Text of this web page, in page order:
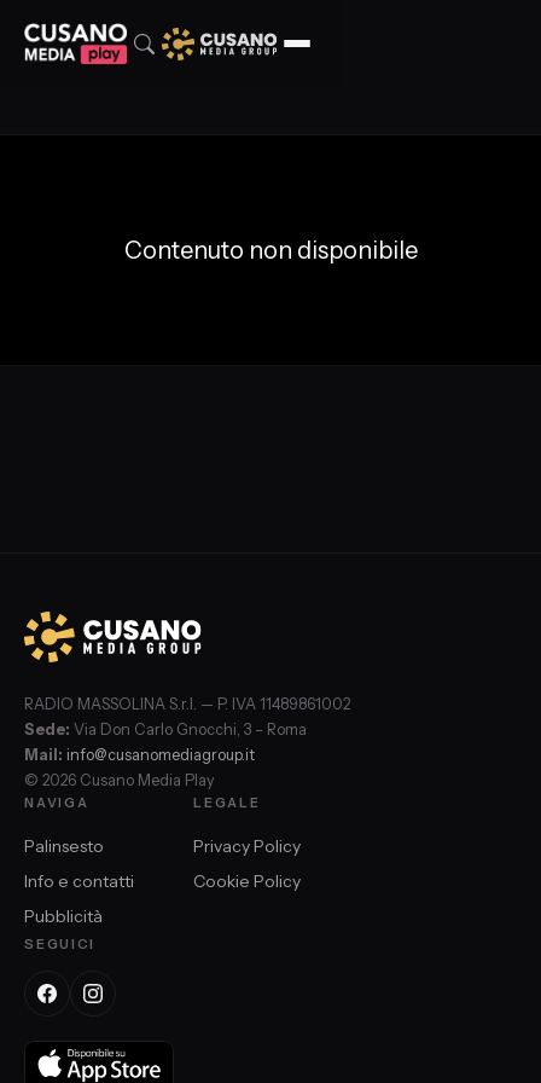
Contenuto non disponibile
RADIO MASSOLINA S.r.l. — P. IVA 11489861002
Sede: Via Don Carlo Gnocchi, 3 – Roma
Mail: info@cusanomediagroup.it
© 2026 Cusano Media Play
NAVIGA
Palinsesto
Info e contatti
Pubblicità
LEGALE
Privacy Policy
Cookie Policy
SEGUICI